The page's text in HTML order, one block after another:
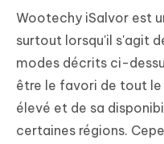
Wootechy iSalvor est
surtout lorsqu'il s'agit
modes décrits ci-
être le favori de tout le
élevé et de sa
certaines régions.